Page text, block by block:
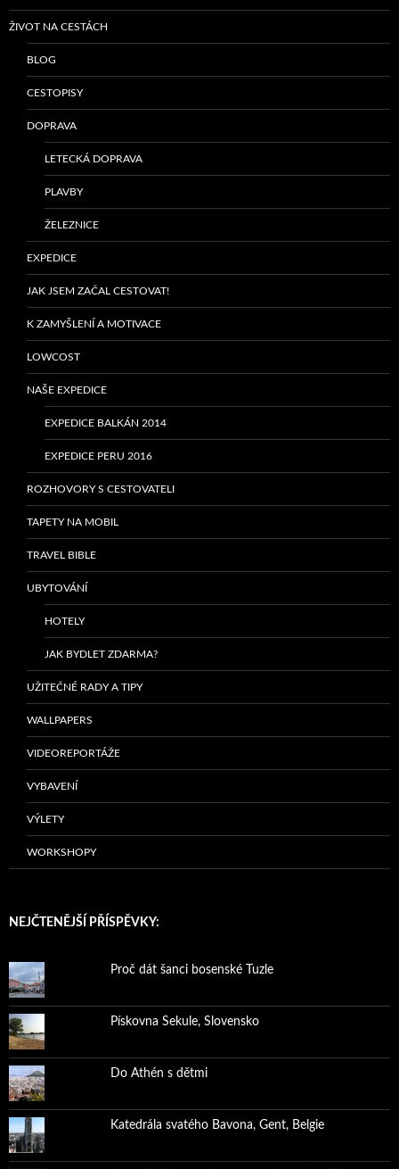
ŽIVOT NA CESTÁCH
BLOG
CESTOPISY
DOPRAVA
LETECKÁ DOPRAVA
PLAVBY
ŽELEZNICE
EXPEDICE
JAK JSEM ZAČAL CESTOVAT!
K ZAMYŠLENÍ A MOTIVACE
LOWCOST
NAŠE EXPEDICE
EXPEDICE BALKÁN 2014
EXPEDICE PERU 2016
ROZHOVORY S CESTOVATELI
TAPETY NA MOBIL
TRAVEL BIBLE
UBYTOVÁNÍ
HOTELY
JAK BYDLET ZDARMA?
UŽITEČNÉ RADY A TIPY
WALLPAPERS
VIDEOREPORTÁŽE
VYBAVENÍ
VÝLETY
WORKSHOPY
NEJČTENĚJŠÍ PŘÍSPĚVKY:
Proč dát šanci bosenské Tuzle
Pískovna Sekule, Slovensko
Do Athén s dětmi
Katedrála svatého Bavona, Gent, Belgie